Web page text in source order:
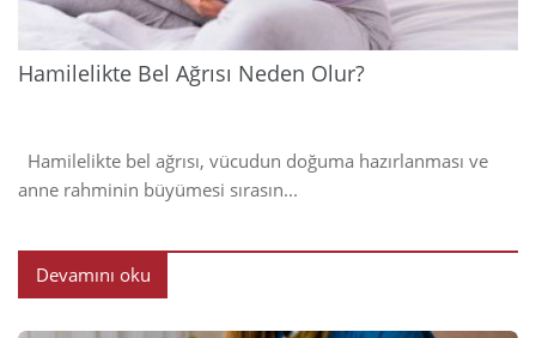
Hamilelikte Bel Ağrısı Neden Olur?
Hamilelikte bel ağrısı, vücudun doğuma hazırlanması ve
anne rahminin büyümesi sırasın...
Devamını oku